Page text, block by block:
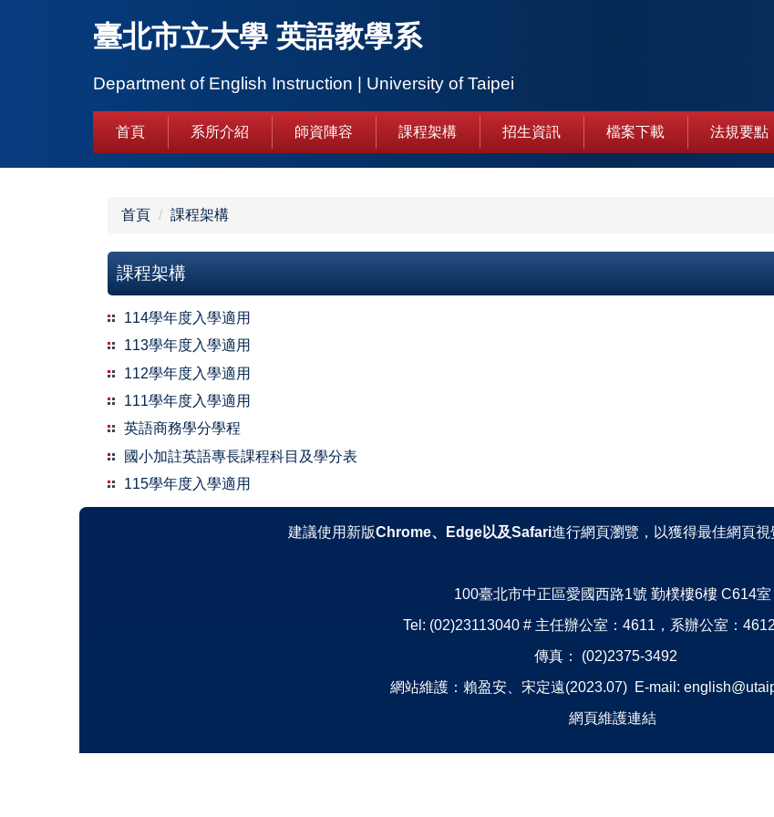
臺北市立大學 英語教學系
Department of English Instruction | University of Taipei
首頁 系所介紹 師資陣容 課程架構 招生資訊 檔案下載 法規要點
首頁 課程架構
課程架構
114學年度入學適用
113學年度入學適用
112學年度入學適用
111學年度入學適用
英語商務學分學程
國小加註英語專長課程科目及學分表
115學年度入學適用
建議使用新版Chrome、Edge以及Safari進行網頁瀏覽，以獲得最佳網頁視
100臺北市中正區愛國西路1號 勤樸樓6樓 C614室
Tel: (02)23113040 # 主任辦公室：4611，系辦公室：
傳真： (02)2375-3492
網站維護：賴盈安、宋定遠(2023.07) E-mail:
網頁維護連結